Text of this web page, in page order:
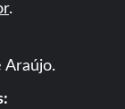
.
Araújo.